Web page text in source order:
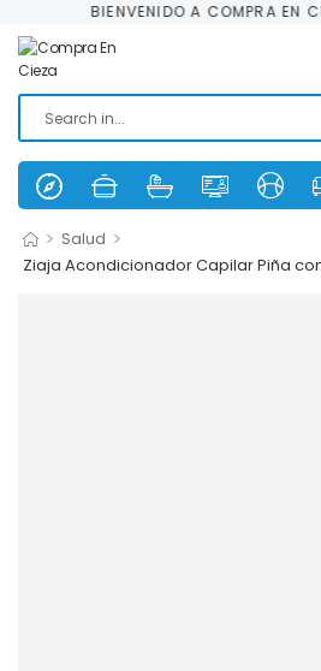
BIENVENIDO A COMPRA EN
> Salud >
Ziaja Acondicionador Capilar Piña